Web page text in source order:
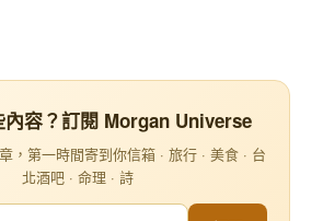
內容？訂閱 Morgan Universe
，第一時間寄到你信箱 · 旅行 · 美食 · 台
北酒吧 · 命理 · 詩